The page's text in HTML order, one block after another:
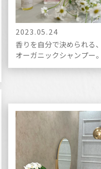
2023.05.24
香りを自分で決められる
オーガニックシャンプー